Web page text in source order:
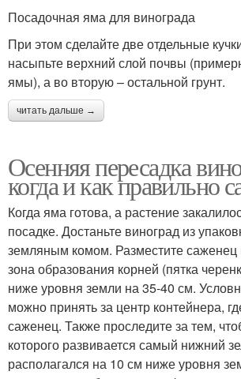
Посадочная яма для винограда
При этом сделайте две отдельные
насыпьте верхний слой почвы
ямы), а во вторую – остальной грунт.
читать дальше →
Осенняя пересадка
когда и как правильно
Когда яма готова, а растение
посадке. Достаньте виноград из
земляным комом. Разместите саженец
зона образования корней (пятка
ниже уровня земли на 35-40 см.
можно принять за центр контейнера,
саженец. Также проследите за тем,
которого развивается самый нижний
располагался на 10 см ниже уровня